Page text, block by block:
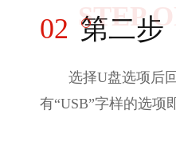
STEP
02 第二步
选择U盘选项后
有“USB”字样的选项